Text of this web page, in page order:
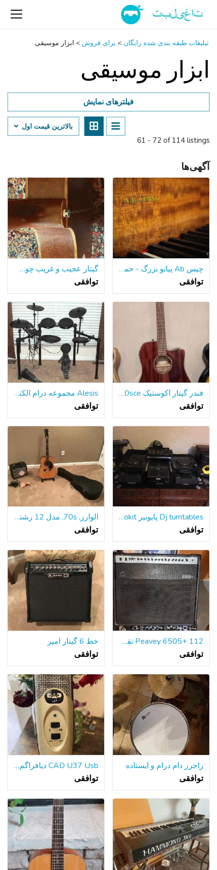
تبلیغات طبقه بندی شده رایگان > برای فروش > ابزار موسیقی
ابزار موسیقی
61 - 72 of 114 listings
فیلترهای نمایش
بالاترین قیمت اول
آگهی‌ها
چیس Ab پیانو بزرگ - حمل و نقل رایگان!
توافقی
گیتار عجیب و غریب چوب سری صوتی/الکتریکی نرم مورد
توافقی
فندر گیتار آکوستیک Cd-140sce تمام چوب ماهون
توافقی
Alesis مجموعه درام الکترونیکی
توافقی
Dj turntables پایونیر CDJ1000 RMX1000 Rane KRK rokit
توافقی
آلوارز, 70s, مدل 12 رشته گیتار
توافقی
Peavey 6505+ 112 تقویت کننده گیتار
توافقی
خط 6 گیتار آمپر
توافقی
راجرز دام درام و ایستاده
توافقی
CAD U37 Usb دیافراگم بزرگ میکروفون کندانسور Cardioid w / سه پایه Sta
توافقی